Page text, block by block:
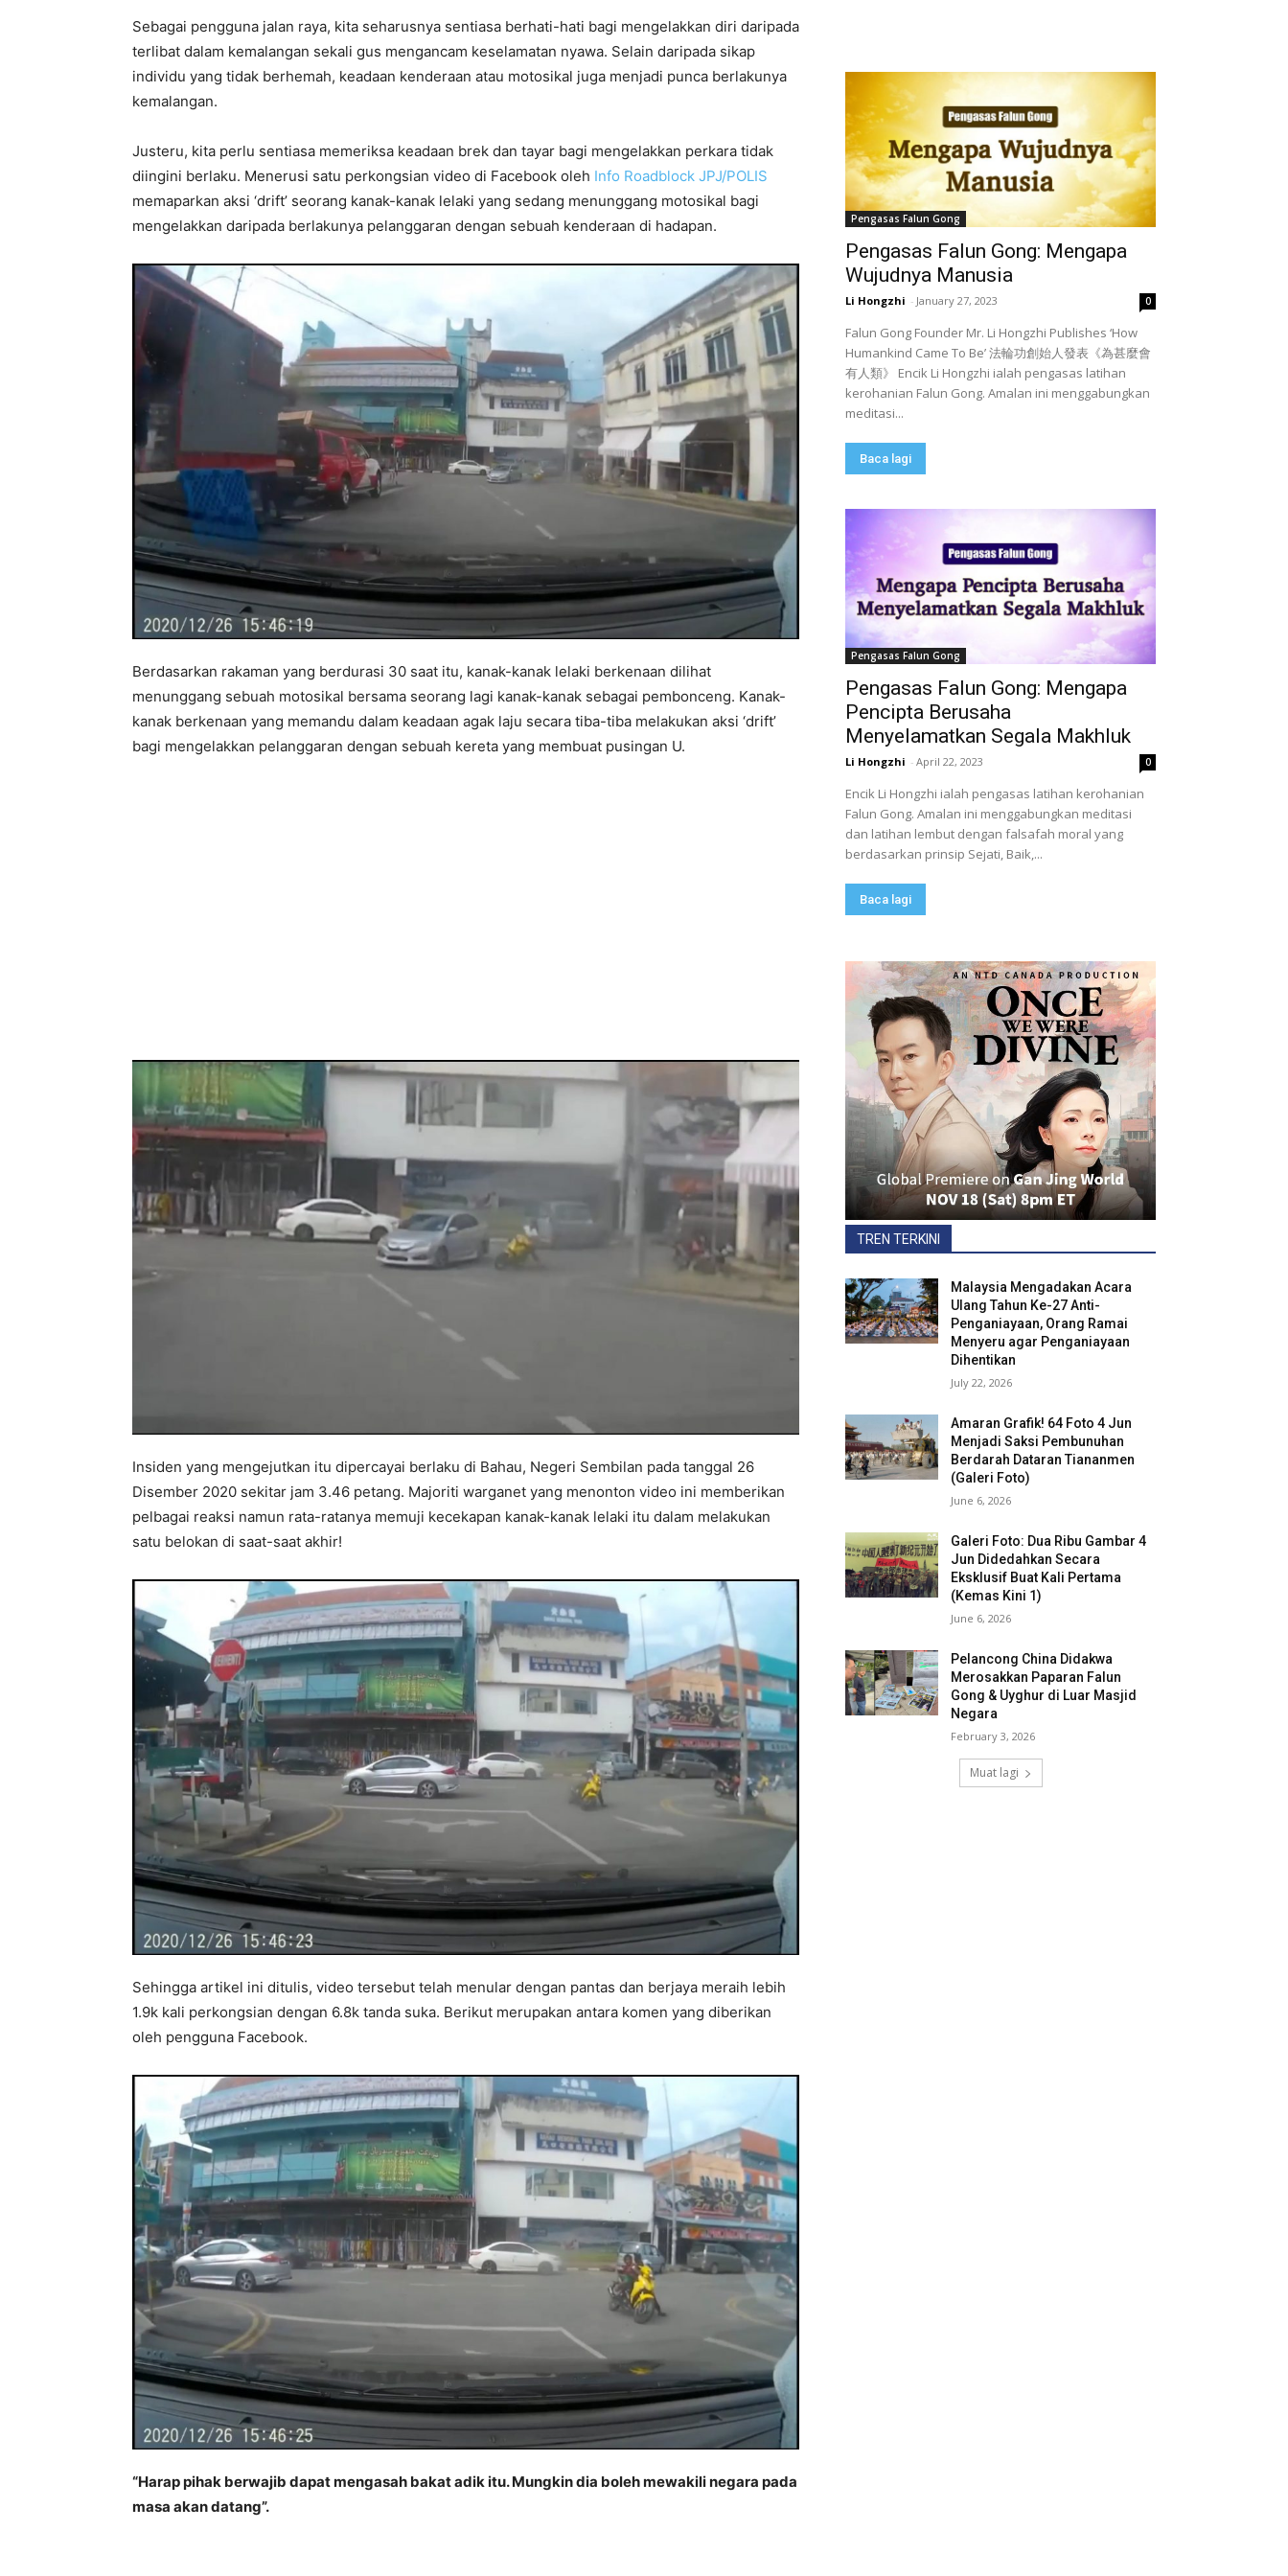
Sebagai pengguna jalan raya, kita seharusnya sentiasa berhati-hati bagi mengelakkan diri daripada
terlibat dalam kemalangan sekali gus mengancam keselamatan nyawa. Selain daripada sikap
individu yang tidak berhemah, keadaan kenderaan atau motosikal juga menjadi punca berlakunya
kemalangan.
Justeru, kita perlu sentiasa memeriksa keadaan brek dan tayar bagi mengelakkan perkara tidak
diingini berlaku. Menerusi satu perkongsian video di Facebook oleh Info Roadblock JPJ/POLIS
memaparkan aksi ‘drift’ seorang kanak-kanak lelaki yang sedang menunggang motosikal bagi
mengelakkan daripada berlakunya pelanggaran dengan sebuah kenderaan di hadapan.
Berdasarkan rakaman yang berdurasi 30 saat itu, kanak-kanak lelaki berkenaan dilihat
menunggang sebuah motosikal bersama seorang lagi kanak-kanak sebagai pembonceng. Kanak-
kanak berkenaan yang memandu dalam keadaan agak laju secara tiba-tiba melakukan aksi ‘drift’
bagi mengelakkan pelanggaran dengan sebuah kereta yang membuat pusingan U.
Insiden yang mengejutkan itu dipercayai berlaku di Bahau, Negeri Sembilan pada tanggal 26
Disember 2020 sekitar jam 3.46 petang. Majoriti warganet yang menonton video ini memberikan
pelbagai reaksi namun rata-ratanya memuji kecekapan kanak-kanak lelaki itu dalam melakukan
satu belokan di saat-saat akhir!
Sehingga artikel ini ditulis, video tersebut telah menular dengan pantas dan berjaya meraih lebih
1.9k kali perkongsian dengan 6.8k tanda suka. Berikut merupakan antara komen yang diberikan
oleh pengguna Facebook.
“Harap pihak berwajib dapat mengasah bakat adik itu. Mungkin dia boleh mewakili negara pada
masa akan datang”.
Pengasas Falun Gong
Pengasas Falun Gong: Mengapa
Wujudnya Manusia
Li Hongzhi - January 27, 2023 0
Falun Gong Founder Mr. Li Hongzhi Publishes ‘How
Humankind Came To Be’ 法輪功創始人發表《為甚麼會
有人類》 Encik Li Hongzhi ialah pengasas latihan
kerohanian Falun Gong. Amalan ini menggabungkan
meditasi...
Baca lagi
Pengasas Falun Gong
Pengasas Falun Gong: Mengapa
Pencipta Berusaha
Menyelamatkan Segala Makhluk
Li Hongzhi - April 22, 2023 0
Encik Li Hongzhi ialah pengasas latihan kerohanian
Falun Gong. Amalan ini menggabungkan meditasi
dan latihan lembut dengan falsafah moral yang
berdasarkan prinsip Sejati, Baik,...
Baca lagi
TREN TERKINI
Malaysia Mengadakan Acara
Ulang Tahun Ke-27 Anti-
Penganiayaan, Orang Ramai
Menyeru agar Penganiayaan
Dihentikan
July 22, 2026
Amaran Grafik! 64 Foto 4 Jun
Menjadi Saksi Pembunuhan
Berdarah Dataran Tiananmen
(Galeri Foto)
June 6, 2026
Galeri Foto: Dua Ribu Gambar 4
Jun Didedahkan Secara
Eksklusif Buat Kali Pertama
(Kemas Kini 1)
June 6, 2026
Pelancong China Didakwa
Merosakkan Paparan Falun
Gong & Uyghur di Luar Masjid
Negara
February 3, 2026
Muat lagi